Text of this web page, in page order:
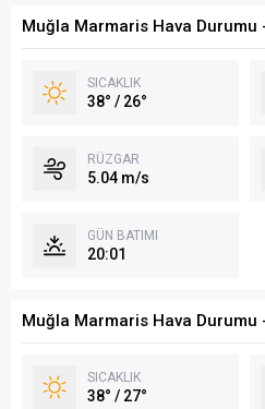
Muğla Marmaris Hava Durumu
SICAKLIK
38° / 26°
RÜZGAR
5.04 m/s
GÜN BATIMI
20:01
Muğla Marmaris Hava Durumu
SICAKLIK
38° / 27°